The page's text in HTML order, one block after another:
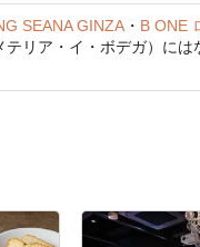
SEANA GINZA ・ B ONE
リア・イ・ボデガ）に